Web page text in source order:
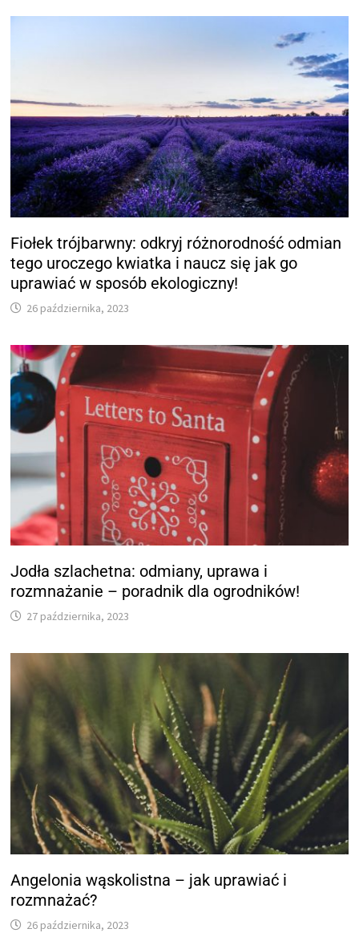
Fiołek trójbarwny: odkryj różnorodność odmian
tego uroczego kwiatka i naucz się jak go
uprawiać w sposób ekologiczny!
26 października, 2023
Jodła szlachetna: odmiany, uprawa i
rozmnażanie – poradnik dla ogrodników!
27 października, 2023
Angelonia wąskolistna – jak uprawiać i
rozmnażać?
26 października, 2023